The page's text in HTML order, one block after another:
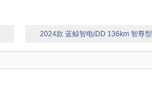
2024款 蓝鲸智电iDD 136km 智尊型